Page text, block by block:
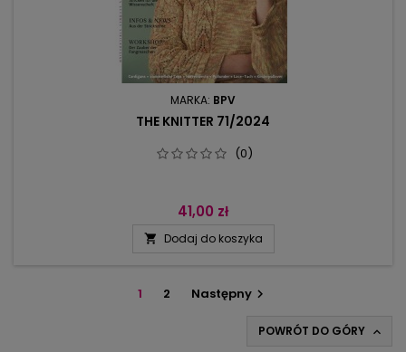
MARKA: BPV
THE KNITTER 71/2024
(0)
41,00 zł
 Dodaj do koszyka
1 2 Następny 
POWRÓT DO GÓRY 